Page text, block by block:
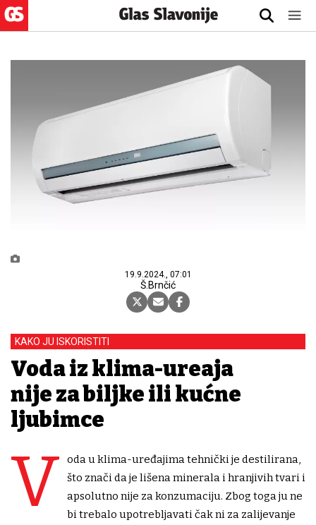
19.9.2024., 07:01
Š.Brnčić
KAKO JU ISKORISTITI
Voda iz klima-uređaja
nije za biljke ili kućne
ljubimce
V
oda u klima-uređajima tehnički je destilirana,
što znači da je lišena minerala i hranjivih tvari i
apsolutno nije za konzumaciju. Zbog toga ju ne
bi trebalo upotrebljavati čak ni za zalijevanje